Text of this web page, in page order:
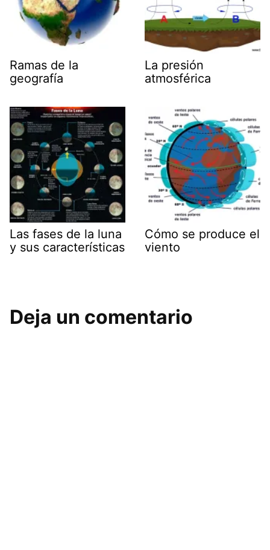
Ramas de la
geografía
La presión
atmosférica
Las fases de la luna
y sus características
Cómo se produce el
viento
Deja un comentario